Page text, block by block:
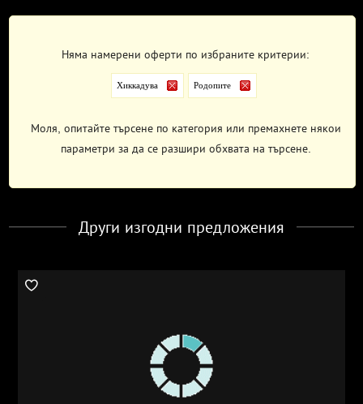
Няма намерени оферти по избраните критерии:
Хиккадува Родопите
Моля, опитайте търсене по категория или премахнете някои
параметри за да се разшири обхвата на търсене.
Други изгодни предложения